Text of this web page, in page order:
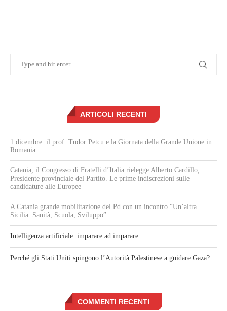
ARTICOLI RECENTI
1 dicembre: il prof. Tudor Petcu e la Giornata della Grande Unione in
Romania
Catania, il Congresso di Fratelli d’Italia rielegge Alberto Cardillo,
Presidente provinciale del Partito. Le prime indiscrezioni sulle
candidature alle Europee
A Catania grande mobilitazione del Pd con un incontro “Un’altra
Sicilia. Sanità, Scuola, Sviluppo”
Intelligenza artificiale: imparare ad imparare
Perché gli Stati Uniti spingono l’Autorità Palestinese a guidare Gaza?
COMMENTI RECENTI